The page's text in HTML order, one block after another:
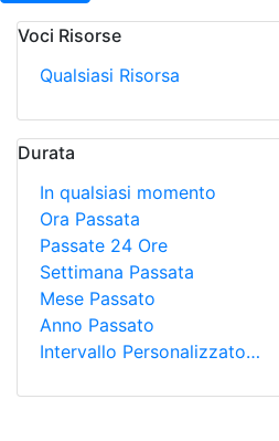
Voci Risorse
Qualsiasi Risorsa
Durata
In qualsiasi momento
Ora Passata
Passate 24 Ore
Settimana Passata
Mese Passato
Anno Passato
Intervallo Personalizzato…